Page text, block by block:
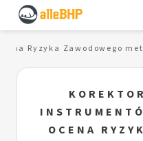
Ryzyka Zawodowego
OCENA